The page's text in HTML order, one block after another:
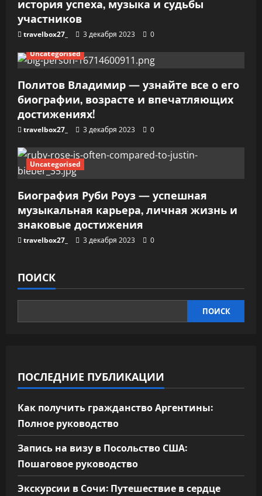
я
м
история успеха, музыка и судьбы
участников
travelbox27_ 3 декабря 2023
0
Uncategorised
Политов Владимир — узнайте все о его
биографии, возрасте и впечатляющих
достижениях!
travelbox27_ 3 декабря 2023 0
Uncategorised
Биография Руби Роуз — успешная
музыкальная карьера, личная жизнь и
знаковые достижения
travelbox27_ 3 декабря 2023 0
ПОИСК
ПОИСК
ПОСЛЕДНИЕ ПУБЛИКАЦИИ
Как получить гражданство Аргентины:
Полное руководство
Запись на визу в Посольство США:
Пошаговое руководство
Экскурсии в Сочи: Путешествие в сердце